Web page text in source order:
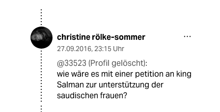
christine rölke-sommer
27.09.2016, 23:15 Uhr
@33523 (Profil gelöscht):
wie wäre es mit einer petition an king
Salman zur unterstützung der
saudischen frauen?